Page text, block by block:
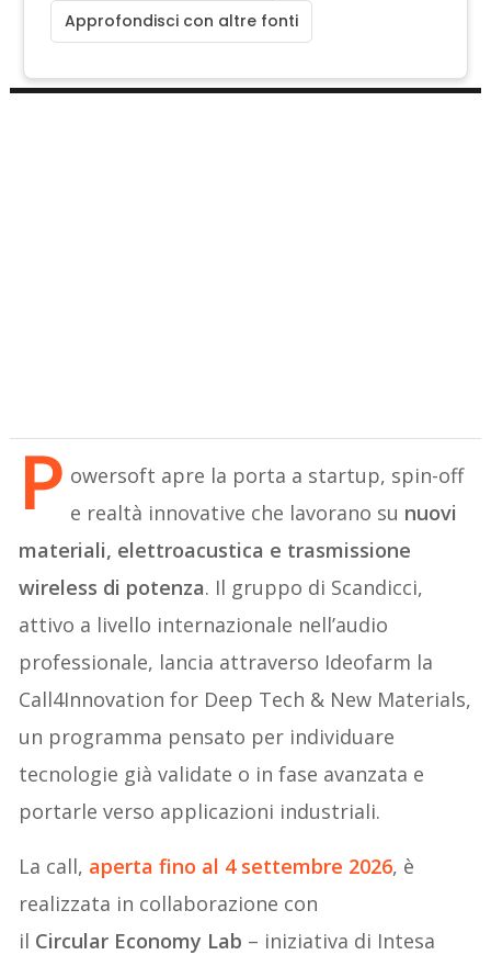
Approfondisci con altre fonti
P owersoft apre la porta a startup, spin-off
e realtà innovative che lavorano su nuovi
materiali, elettroacustica e trasmissione
wireless di potenza. Il gruppo di Scandicci,
attivo a livello internazionale nell’audio
professionale, lancia attraverso Ideofarm la
Call4Innovation for Deep Tech & New Materials,
un programma pensato per individuare
tecnologie già validate o in fase avanzata e
portarle verso applicazioni industriali.
La call, aperta fino al 4 settembre 2026, è
realizzata in collaborazione con
il Circular Economy Lab – iniziativa di Intesa